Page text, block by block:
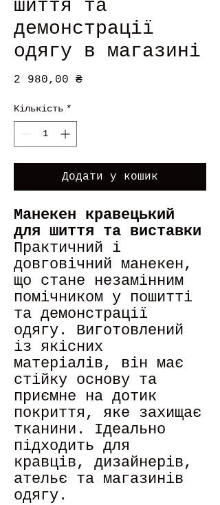
шиття та
демонстрації
одягу в магазині
2 980,00 ₴Ціна
Кількість *
Додати у кошик
Манекен кравецький
для шиття та виставки
Практичний і
довговічний манекен,
що стане незамінним
помічником у пошитті
та демонстрації
одягу. Виготовлений
із якісних
матеріалів, він має
стійку основу та
приємне на дотик
покриття, яке захищає
тканини. Ідеально
підходить для
кравців, дизайнерів,
ательє та магазинів
одягу.